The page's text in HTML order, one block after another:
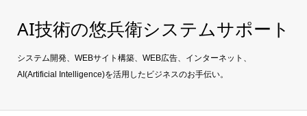
AI技術の悠兵衛システムサポート
システム開発、WEBサイト構築、WEB広告、インターネット、
AI(Artificial Intelligence)を活用したビジネスのお手伝い。